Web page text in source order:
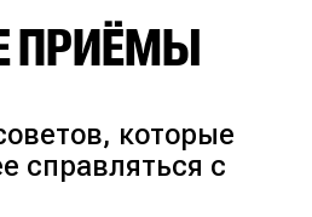
ПРИЁМЫ
которые
справляться с